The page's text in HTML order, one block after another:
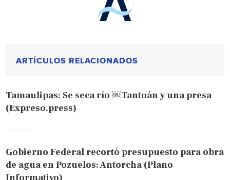
ARTÍCULOS RELACIONADOS
Tamaulipas: Se seca río ￼Tantoán y una presa
(Expreso.press)
Gobierno Federal recortó presupuesto para obra
de agua en Pozuelos: Antorcha (Plano
Informativo)